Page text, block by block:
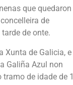
que quedaron
de
de onte.
Xunta de Galicia, e
Galiña Azul non
de idade de 1